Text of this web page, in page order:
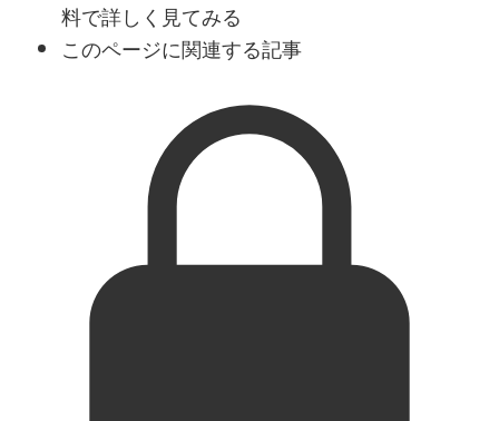
料で詳しく見てみる
このページに関連する記事